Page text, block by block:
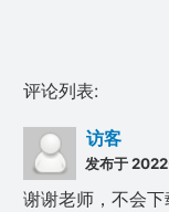
评论列表:
访客
发布于
谢谢老师，不会